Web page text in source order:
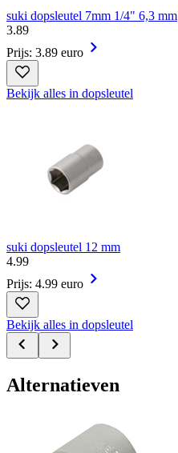
suki dopsleutel 7mm 1/4" 6,3 mm
3.89
Prijs: 3.89 euro
Bekijk alles in dopsleutel
suki dopsleutel 12 mm
4.99
Prijs: 4.99 euro
Bekijk alles in dopsleutel
Alternatieven